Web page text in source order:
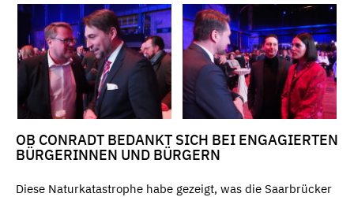
OB CONRADT BEDANKT SICH BEI ENGAGIERTEN
BÜRGERINNEN UND BÜRGERN
Diese Naturkatastrophe habe gezeigt, was die Saarbrücker